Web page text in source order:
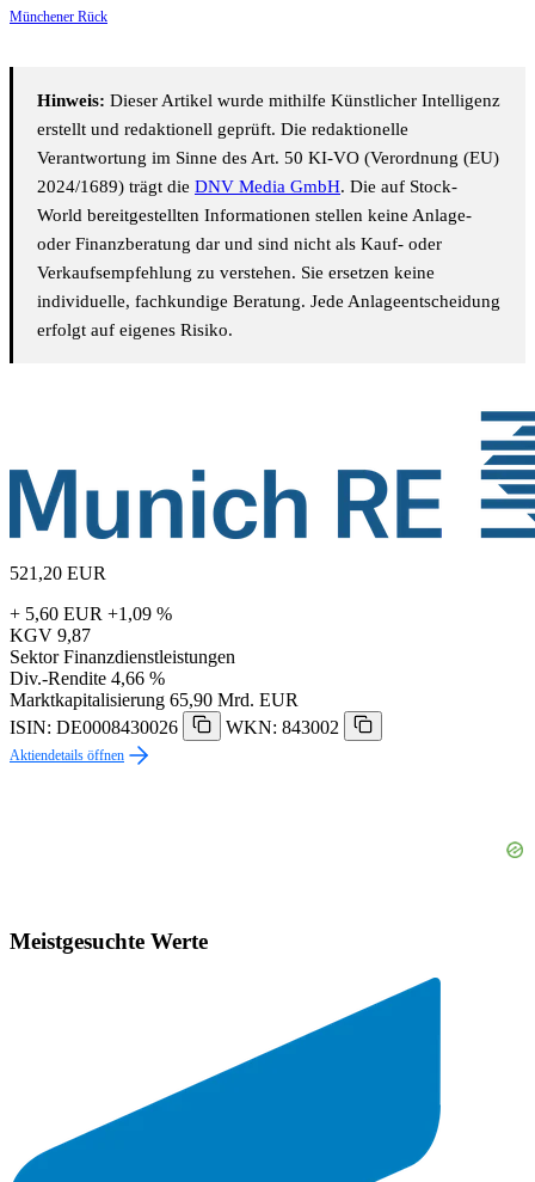
Münchener Rück
Hinweis: Dieser Artikel wurde mithilfe Künstlicher Intelligenz
erstellt und redaktionell geprüft. Die redaktionelle
Verantwortung im Sinne des Art. 50 KI-VO (Verordnung (EU)
2024/1689) trägt die DNV Media GmbH. Die auf Stock-
World bereitgestellten Informationen stellen keine Anlage-
oder Finanzberatung dar und sind nicht als Kauf- oder
Verkaufsempfehlung zu verstehen. Sie ersetzen keine
individuelle, fachkundige Beratung. Jede Anlageentscheidung
erfolgt auf eigenes Risiko.
521,20 EUR
+ 5,60 EUR +1,09 %
KGV 9,87
Sektor Finanzdienstleistungen
Div.-Rendite 4,66 %
Marktkapitalisierung 65,90 Mrd. EUR
ISIN: DE0008430026
WKN: 843002
Aktiendetails öffnen
Meistgesuchte Werte